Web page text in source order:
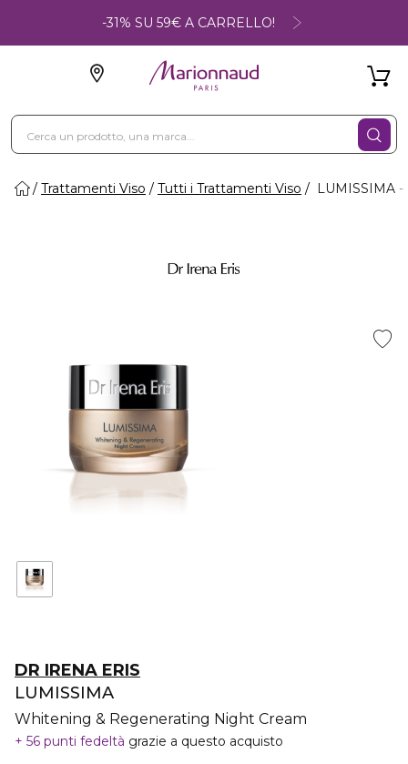
-31% SU 59€ A CARRELLO!
Trattamenti Viso Tutti i Trattamenti Viso LUMISSIMA
DR IRENA ERIS
LUMISSIMA
Whitening & Regenerating Night Cream
56 punti fedeltà grazie a questo acquisto